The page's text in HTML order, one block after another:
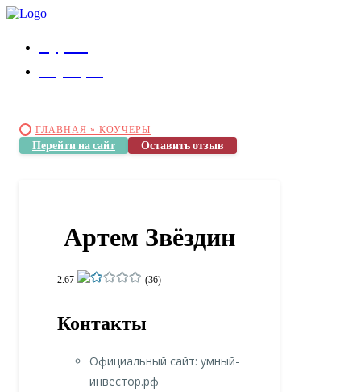
ГЛАВНАЯ » КОУЧЕРЫ
Перейти на сайт Оставить отзыв
Артем Звёздин
2.67 (36)
Контакты
Официальный сайт: умный-
инвестор.рф